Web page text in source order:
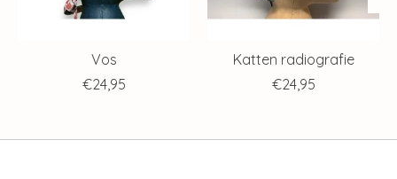
Vos
€24,95
Katten radiografie
€24,95